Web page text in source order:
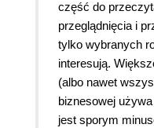
część do
przeglądnięcia i
tylko wybranych
interesują.
(albo nawet
biznesowej
jest sporym